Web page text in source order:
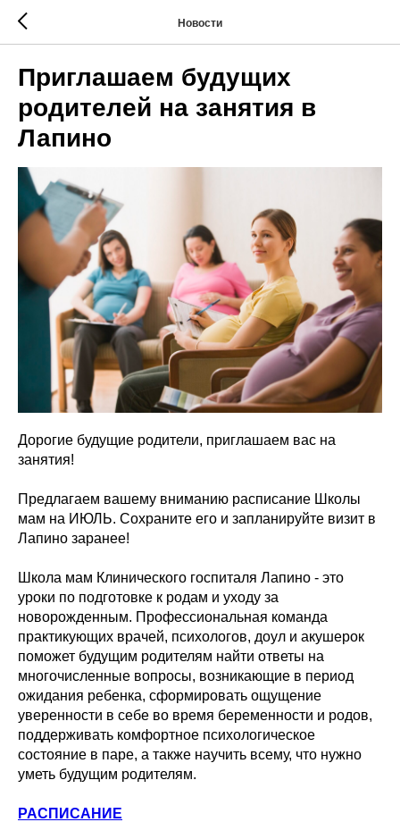
Новости
Приглашаем будущих
родителей на занятия в
Лапино
Дорогие будущие родители, приглашаем вас на
занятия!
Предлагаем вашему вниманию расписание Школы
мам на ИЮЛЬ. Сохраните его и запланируйте визит в
Лапино заранее! ⠀
Школа мам Клинического госпиталя Лапино - это
уроки по подготовке к родам и уходу за
новорожденным. Профессиональная команда
практикующих врачей, психологов, доул и акушерок
поможет будущим родителям найти ответы на
многочисленные вопросы, возникающие в период
ожидания ребенка, сформировать ощущение
уверенности в себе во время беременности и родов,
поддерживать комфортное психологическое
состояние в паре, а также научить всему, что нужно
уметь будущим родителям.
РАСПИСАНИЕ